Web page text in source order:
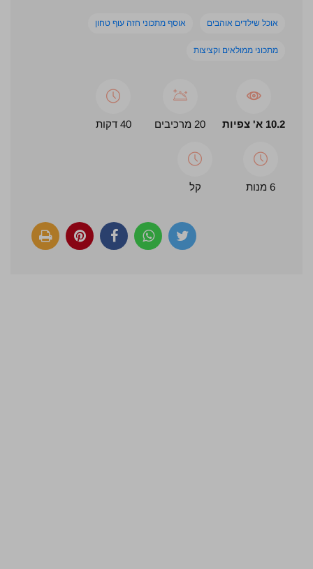
אוכל שילדים אוהבים אוסף מתכוני חזה עוף טחון
מתכוני ממולאים וקציצות
10.2 א' צפיות 20 מרכיבים 40 דקות
6 מנות קל